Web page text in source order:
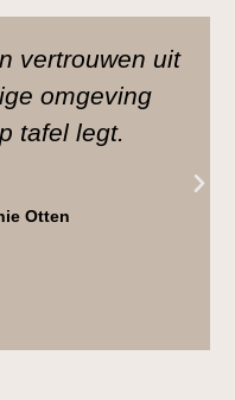
vertrouwen uit
omgeving
tafel legt.
Otten